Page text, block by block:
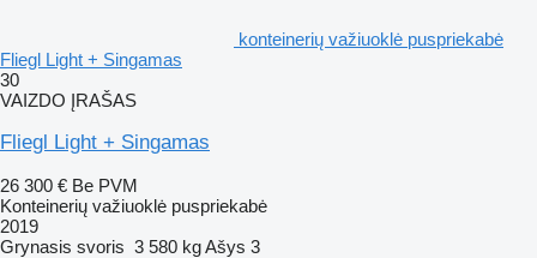
konteinerių važiuoklė puspriekabė
Fliegl Light + Singamas
30
VAIZDO ĮRAŠAS
Fliegl Light + Singamas
26 300 € Be PVM
Konteinerių važiuoklė puspriekabė
2019
Grynasis svoris 3 580 kgAšys 3